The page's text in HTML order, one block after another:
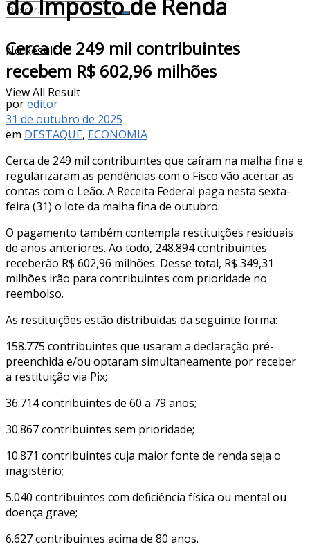
No Result
View All Result
do Imposto de Renda
Cerca de 249 mil contribuintes
recebem R$ 602,96 milhões
poreditor
31 de outubro de 2025
em DESTAQUE, ECONOMIA
Cerca de 249 mil contribuintes que caíram na malha fina e
regularizaram as pendências com o Fisco vão acertar as
contas com o Leão. A Receita Federal paga nesta sexta-
feira (31) o lote da malha fina de outubro.
O pagamento também contempla restituições residuais
de anos anteriores. Ao todo, 248.894 contribuintes
receberão R$ 602,96 milhões. Desse total, R$ 349,31
milhões irão para contribuintes com prioridade no
reembolso.
As restituições estão distribuídas da seguinte forma:
158.775 contribuintes que usaram a declaração pré-
preenchida e/ou optaram simultaneamente por receber
a restituição via Pix;
36.714 contribuintes de 60 a 79 anos;
30.867 contribuintes sem prioridade;
10.871 contribuintes cuja maior fonte de renda seja o
magistério;
5.040 contribuintes com deficiência física ou mental ou
doença grave;
6.627 contribuintes acima de 80 anos.